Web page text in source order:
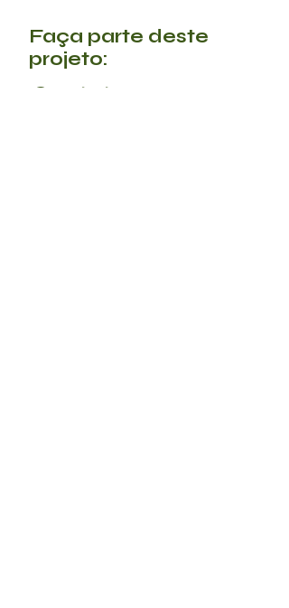
Faça parte deste
projeto:
Contato